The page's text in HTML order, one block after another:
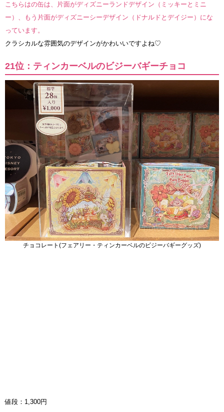
こちらはの缶は、片面がディズニーランドデザイン（ミッキーとミニ
ー）、もう片面がディズニーシーデザイン（ドナルドとデイジー）にな
っています。
クラシカルな雰囲気のデザインがかわいいですよね♡
21位：ティンカーベルのビジーバギーチョコ
チョコレート(フェアリー・ティンカーベルのビジーバギーグッズ)
値段：1,300円